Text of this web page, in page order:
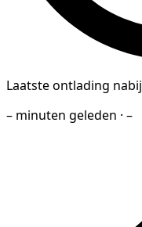
Laatste ontlading nabij
– minuten geleden · –